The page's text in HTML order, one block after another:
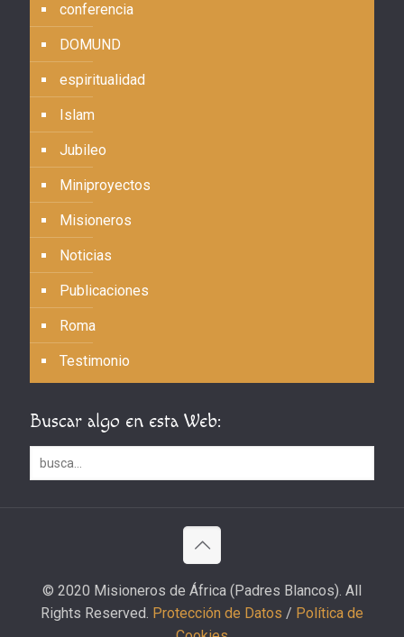
conferencia
DOMUND
espiritualidad
Islam
Jubileo
Miniproyectos
Misioneros
Noticias
Publicaciones
Roma
Testimonio
Buscar algo en esta Web:
© 2020 Misioneros de África (Padres Blancos). All
Rights Reserved. Protección de Datos / Política de